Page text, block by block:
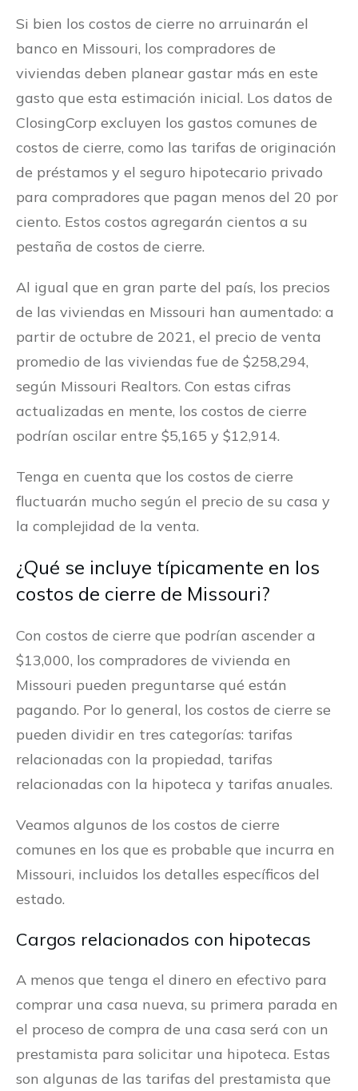
Si bien los costos de cierre no arruinarán el
banco en Missouri, los compradores de
viviendas deben planear gastar más en este
gasto que esta estimación inicial. Los datos de
ClosingCorp excluyen los gastos comunes de
costos de cierre, como las tarifas de originación
de préstamos y el seguro hipotecario privado
para compradores que pagan menos del 20 por
ciento. Estos costos agregarán cientos a su
pestaña de costos de cierre.
Al igual que en gran parte del país, los precios
de las viviendas en Missouri han aumentado: a
partir de octubre de 2021, el precio de venta
promedio de las viviendas fue de $258,294,
según Missouri Realtors. Con estas cifras
actualizadas en mente, los costos de cierre
podrían oscilar entre $5,165 y $12,914.
Tenga en cuenta que los costos de cierre
fluctuarán mucho según el precio de su casa y
la complejidad de la venta.
¿Qué se incluye típicamente en los
costos de cierre de Missouri?
Con costos de cierre que podrían ascender a
$13,000, los compradores de vivienda en
Missouri pueden preguntarse qué están
pagando. Por lo general, los costos de cierre se
pueden dividir en tres categorías: tarifas
relacionadas con la propiedad, tarifas
relacionadas con la hipoteca y tarifas anuales.
Veamos algunos de los costos de cierre
comunes en los que es probable que incurra en
Missouri, incluidos los detalles específicos del
estado.
Cargos relacionados con hipotecas
A menos que tenga el dinero en efectivo para
comprar una casa nueva, su primera parada en
el proceso de compra de una casa será con un
prestamista para solicitar una hipoteca. Estas
son algunas de las tarifas del prestamista que